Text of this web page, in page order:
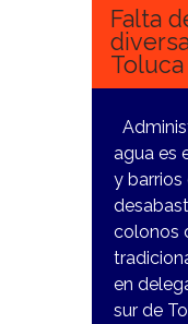
Falta
Toluca
agua es
y barrios
colonos
en
sur de